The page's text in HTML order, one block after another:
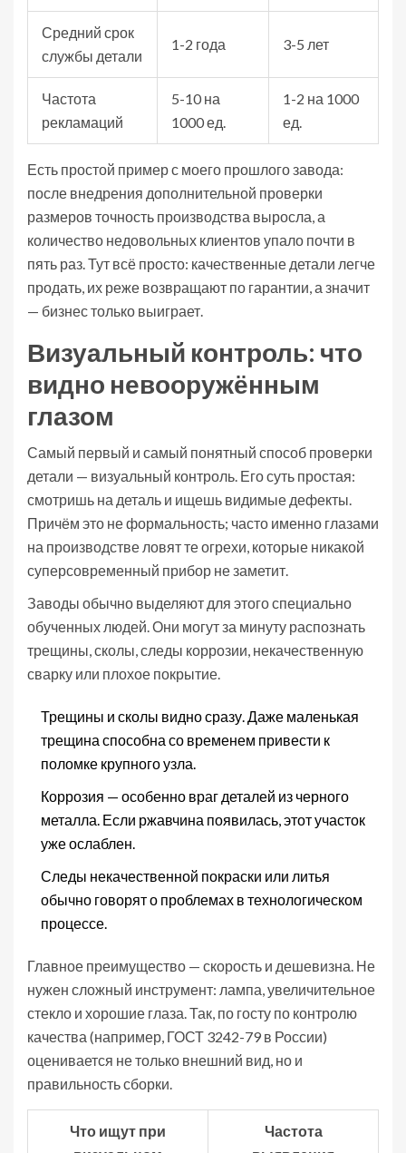
Средний срок
службы детали
1-2 года 3-5 лет
Частота
рекламаций
5-10 на
1000 ед.
1-2 на 1000
ед.
Есть простой пример с моего прошлого завода:
после внедрения дополнительной проверки
размеров точность производства выросла, а
количество недовольных клиентов упало почти в
пять раз. Тут всё просто: качественные детали легче
продать, их реже возвращают по гарантии, а значит
— бизнес только выиграет.
Визуальный контроль: что
видно невооружённым
глазом
Самый первый и самый понятный способ проверки
детали — визуальный контроль. Его суть простая:
смотришь на деталь и ищешь видимые дефекты.
Причём это не формальность; часто именно глазами
на производстве ловят те огрехи, которые никакой
суперсовременный прибор не заметит.
Заводы обычно выделяют для этого специально
обученных людей. Они могут за минуту распознать
трещины, сколы, следы коррозии, некачественную
сварку или плохое покрытие.
Трещины и сколы видно сразу. Даже маленькая
трещина способна со временем привести к
поломке крупного узла.
Коррозия — особенно враг деталей из черного
металла. Если ржавчина появилась, этот участок
уже ослаблен.
Следы некачественной покраски или литья
обычно говорят о проблемах в технологическом
процессе.
Главное преимущество — скорость и дешевизна. Не
нужен сложный инструмент: лампа, увеличительное
стекло и хорошие глаза. Так, по госту по контролю
качества (например, ГОСТ 3242-79 в России)
оценивается не только внешний вид, но и
правильность сборки.
Что ищут при
Частота